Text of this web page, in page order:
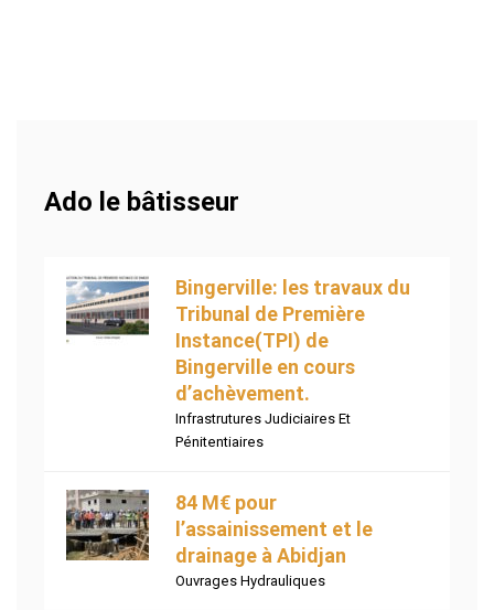
Ado le bâtisseur
Bingerville: les travaux du
Tribunal de Première
Instance(TPI) de
Bingerville en cours
d’achèvement.
Infrastrutures Judiciaires Et
Pénitentiaires
84 M€ pour
l’assainissement et le
drainage à Abidjan
Ouvrages Hydrauliques